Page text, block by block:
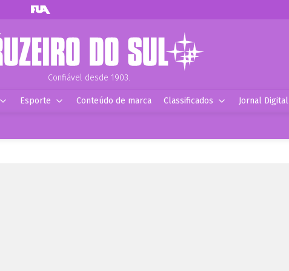
Confiável desde 1903.
Esporte Conteúdo de marca Classificados Jornal Digital